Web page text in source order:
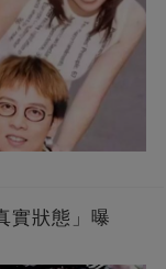
實狀態」曝